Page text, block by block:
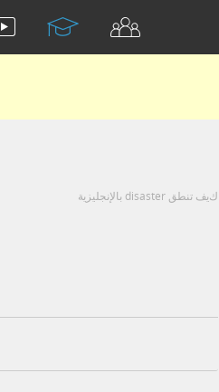
كيف تنطق disaster بالإنجليزية